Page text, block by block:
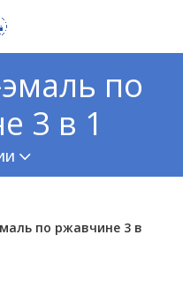
по
3 в 1
по ржавчине 3 в